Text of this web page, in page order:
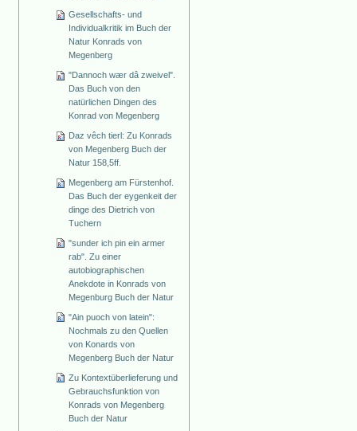
Gesellschafts- und
Individualkritik im Buch der
Natur Konrads von
Megenberg
"Dannoch wær dâ zweivel".
Das Buch von den
natürlichen Dingen des
Konrad von Megenberg
Daz vêch tierl: Zu Konrads
von Megenberg Buch der
Natur 158,5ff.
Megenberg am Fürstenhof.
Das Buch der eygenkeit der
dinge des Dietrich von
Tuchern
"sunder ich pin ein armer
rab". Zu einer
autobiographischen
Anekdote in Konrads von
Megenburg Buch der Natur
"Ain puoch von latein":
Nochmals zu den Quellen
von Konards von
Megenberg Buch der Natur
Zu Kontextüberlieferung und
Gebrauchsfunktion von
Konrads von Megenberg
Buch der Natur